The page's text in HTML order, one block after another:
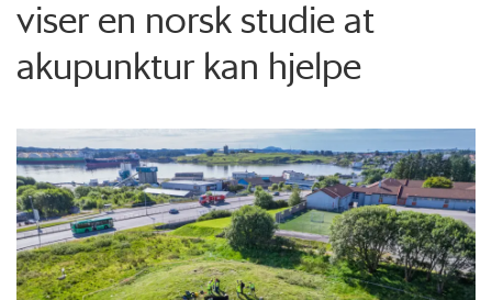
viser en norsk studie at
akupunktur kan hjelpe